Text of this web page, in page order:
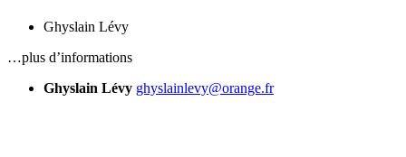
Ghyslain Lévy
…plus d’informations
Ghyslain Lévy ghyslainlevy@orange.fr